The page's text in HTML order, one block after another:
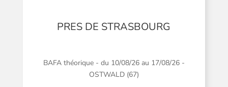
PRES DE STRASBOURG
BAFA théorique - du 10/08/26 au 17/08/26 -
OSTWALD (67)